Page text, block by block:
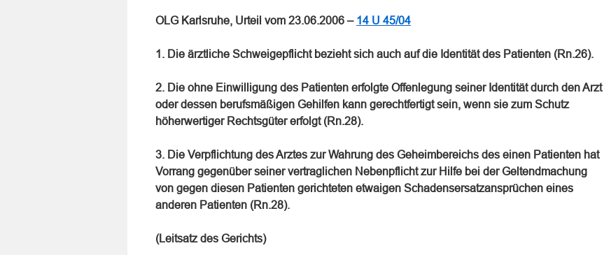
OLG Karlsruhe, Urteil vom 23.06.2006 – 14 U 45/04
1. Die ärztliche Schweigepflicht bezieht sich auch auf die Identität des Patienten (Rn.26).
2. Die ohne Einwilligung des Patienten erfolgte Offenlegung seiner Identität durch den Arzt
oder dessen berufsmäßigen Gehilfen kann gerechtfertigt sein, wenn sie zum Schutz
höherwertiger Rechtsgüter erfolgt (Rn.28).
3. Die Verpflichtung des Arztes zur Wahrung des Geheimbereichs des einen Patienten hat
Vorrang gegenüber seiner vertraglichen Nebenpflicht zur Hilfe bei der Geltendmachung
von gegen diesen Patienten gerichteten etwaigen Schadensersatzansprüchen eines
anderen Patienten (Rn.28).
(Leitsatz des Gerichts)